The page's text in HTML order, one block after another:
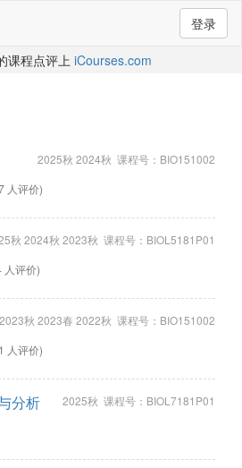
登录
课程点评上 iCourses.com
2025秋 2024秋 课程号：BIO151002
人评价)
秋 2024秋 2023秋 课程号：BIOL5181P01
人评价)
秋 2023春 2022秋 课程号：BIO151002
人评价)
分析
2025秋 课程号：BIOL7181P01